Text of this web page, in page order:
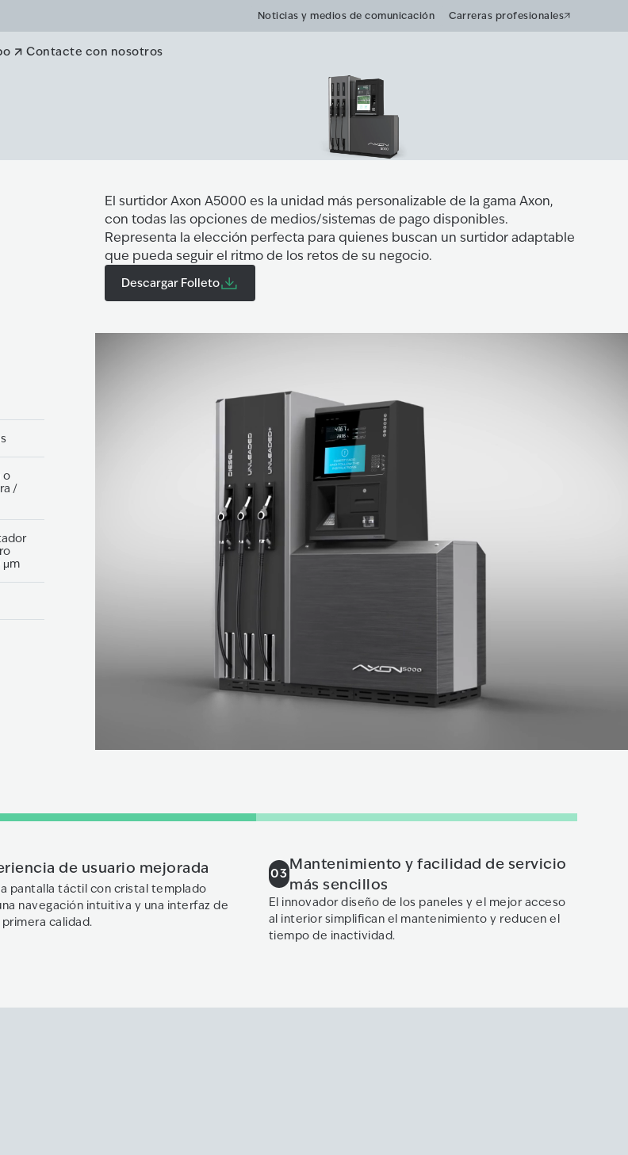
Noticias y medios de comunicación Carreras profesionales
Contacte con nosotros
El surtidor Axon A5000 es la unidad más personalizable de la gama Axon,
con todas las opciones de medios/sistemas de pago disponibles.
Representa la elección perfecta para quienes buscan un surtidor adaptable
que pueda seguir el ritmo de los retos de su negocio.
Descargar Folleto
o
/
μm
de usuario mejorada
pantalla táctil con cristal templado
navegación intuitiva y una interfaz de
calidad.
03
Mantenimiento y facilidad de servicio
más sencillos
El innovador diseño de los paneles y el mejor acceso
al interior simplifican el mantenimiento y reducen el
tiempo de inactividad.